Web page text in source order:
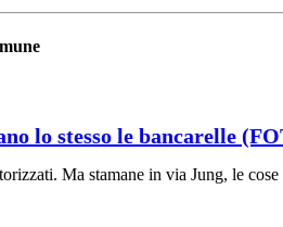
lo stesso le bancarelle
Ma stamane in via Jung, le